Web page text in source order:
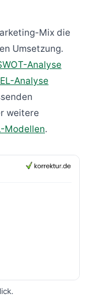
Mix die
Umsetzung.
Analyse
Analyse
weitere
Modellen.